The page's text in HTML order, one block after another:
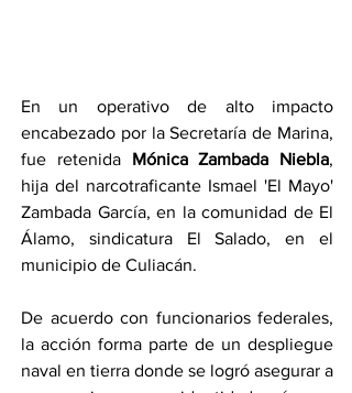
En un operativo de alto impacto
encabezado por la Secretaría de Marina,
fue retenida Mónica Zambada Niebla,
hija del narcotraficante Ismael 'El Mayo'
Zambada García, en la comunidad de El
Álamo, sindicatura El Salado, en el
municipio de Culiacán.
De acuerdo con funcionarios federales,
la acción forma parte de un despliegue
naval en tierra donde se logró asegurar a